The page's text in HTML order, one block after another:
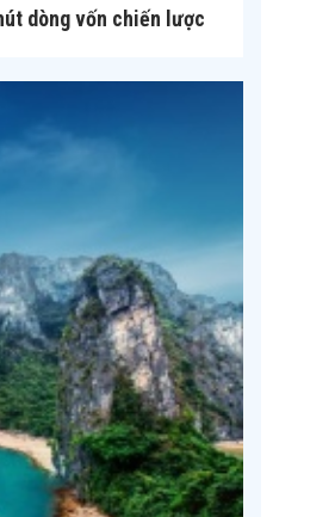
dòng vốn chiến lược